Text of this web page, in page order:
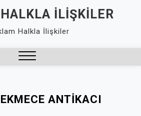
İLIŞKILER
Halkla İlişkiler
ANTIKACI